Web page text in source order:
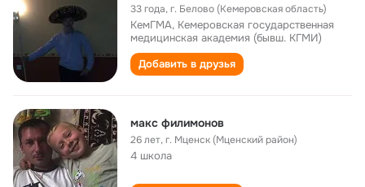
33 года,г. Белово (Кемеровская область)
КемГМА, Кемеровская государственная
медицинская академия (бывш. КГМИ)
Добавить в друзья
макс филимонов
26 лет,г. Мценск (Мценский район)
4 школа